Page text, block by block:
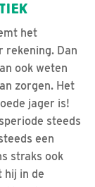
het
rekening. Dan
ook weten
zorgen. Het
jager is!
steeds
een
straks ook
hij in de